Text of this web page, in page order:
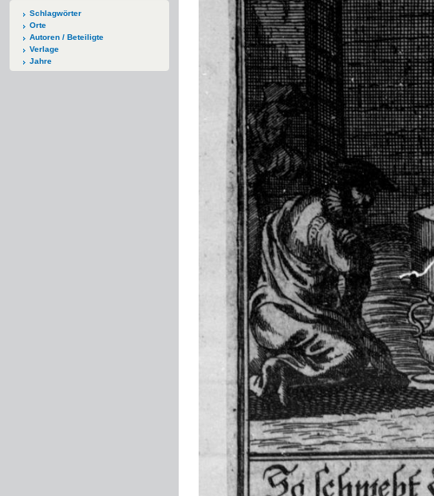
Schlagwörter
Orte
Autoren / Beteiligte
Verlage
Jahre